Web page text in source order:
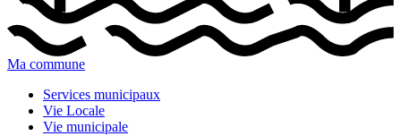
Ma commune
Services municipaux
Vie Locale
Vie municipale